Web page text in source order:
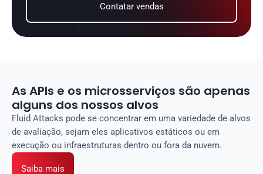
Contatar vendas
As APIs e os microsserviços são apenas
alguns dos nossos alvos
Fluid Attacks pode se concentrar em uma variedade de alvos
de avaliação, sejam eles aplicativos estáticos ou em
execução ou infraestruturas dentro ou fora da nuvem.
Saiba mais